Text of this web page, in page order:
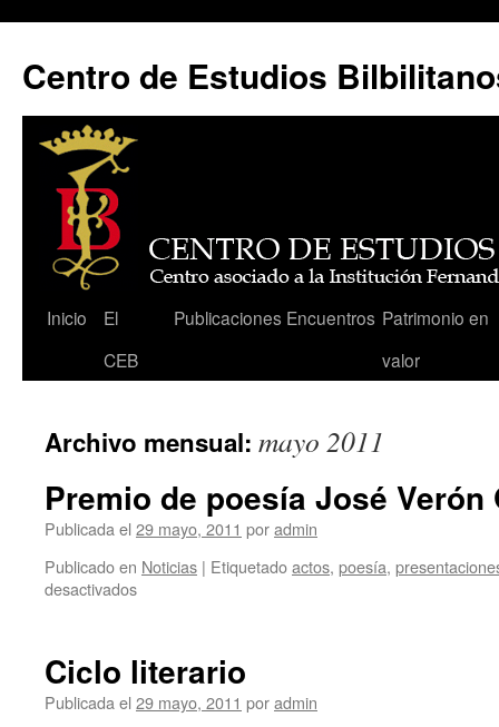
Centro de Estudios
Saltar
Inicio
El
CEB
Publicaciones Encuentros Patrimonio en
valor
Archivo mensual: mayo 2011
Premio de poesía José Verón
Publicada el 29 mayo, 2011 poradmin
Publicado en Noticias | Etiquetadoactos, poesía,
desactivadosen
José
Verón
Ciclo literario
Publicada el 29 mayo, 2011 poradmin